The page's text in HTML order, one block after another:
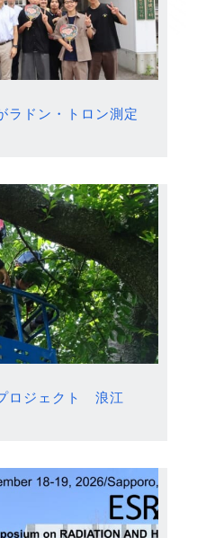
ラドン・トロン測定
ロジェクト 浪江